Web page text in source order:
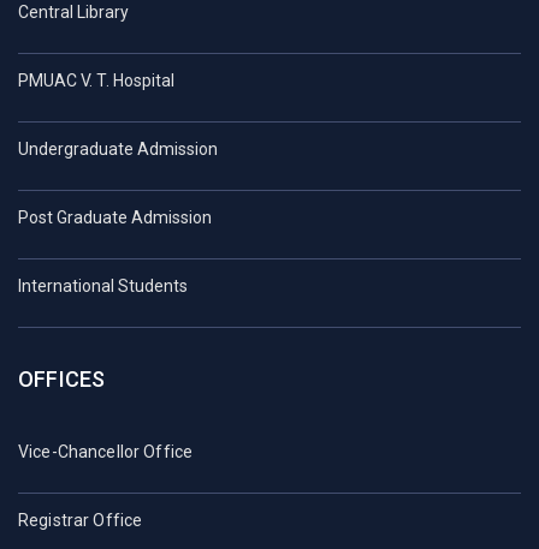
Central Library
PMUAC V. T. Hospital
Undergraduate Admission
Post Graduate Admission
International Students
OFFICES
Vice-Chancellor Office
Registrar Office